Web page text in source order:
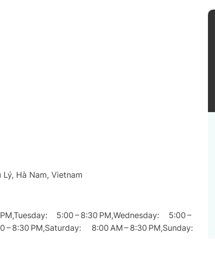
Hà Nam, Vietnam
5:00 – 8:30 PM,Wednesday: 5:00 –
8:30 PM,Saturday: 8:00 AM – 8:30 PM,Sunday: